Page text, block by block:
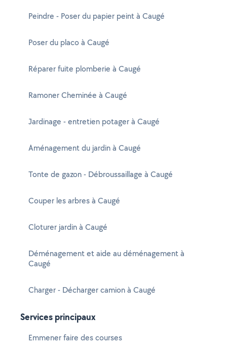
Peindre - Poser du papier peint à Caugé
Poser du placo à Caugé
Réparer fuite plomberie à Caugé
Ramoner Cheminée à Caugé
Jardinage - entretien potager à Caugé
Aménagement du jardin à Caugé
Tonte de gazon - Débroussaillage à Caugé
Couper les arbres à Caugé
Cloturer jardin à Caugé
Déménagement et aide au déménagement à
Caugé
Charger - Décharger camion à Caugé
Services principaux
Emmener faire des courses